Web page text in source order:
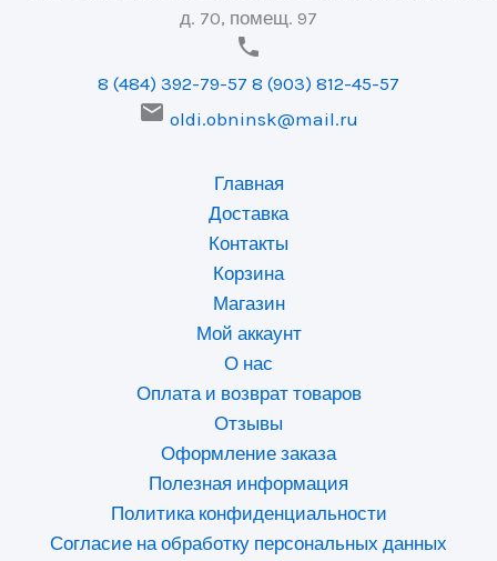
д. 70, помещ. 97

8 (484) 392-79-57 8 (903) 812-45-57
 oldi.obninsk@mail.ru
Главная
Доставка
Контакты
Корзина
Магазин
Мой аккаунт
О нас
Оплата и возврат товаров
Отзывы
Оформление заказа
Полезная информация
Политика конфиденциальности
Согласие на обработку персональных данных